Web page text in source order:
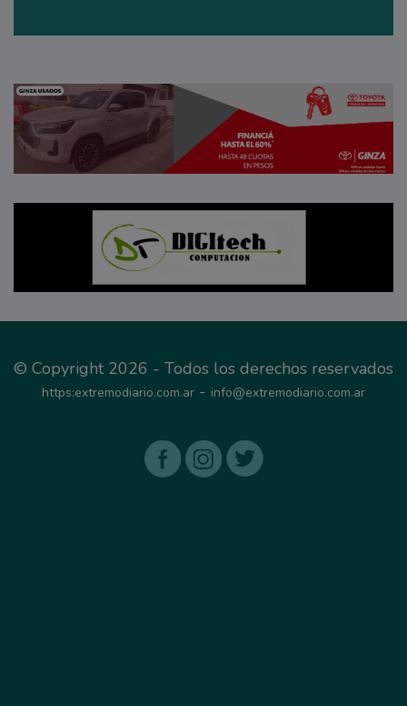
© Copyright 2026 - Todos los derechos reservados
https:extremodiario.com.ar - info@extremodiario.com.ar